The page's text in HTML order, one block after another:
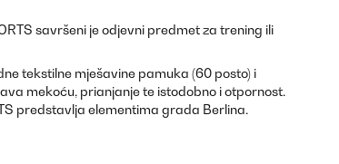
savršeni je odjevni predmet za trening ili
tekstilne mješavine pamuka (60 posto) i
mekoću, prianjanje te istodobno i otpornost.
predstavlja elementima grada Berlina.